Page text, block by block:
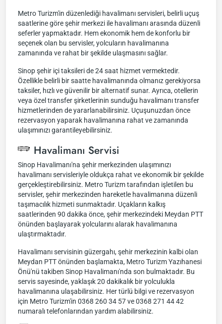
Metro Turizm'in düzenlediği havalimanı servisleri, belirli uçuş
saatlerine göre şehir merkezi ile havalimanı arasında düzenli
seferler yapmaktadır. Hem ekonomik hem de konforlu bir
seçenek olan bu servisler, yolcuların havalimanına
zamanında ve rahat bir şekilde ulaşmasını sağlar.
Sinop şehir içi taksileri de 24 saat hizmet vermektedir.
Özellikle belirli bir saatte havalimanında olmanız gerekiyorsa
taksiler, hızlı ve güvenilir bir alternatif sunar. Ayrıca, otellerin
veya özel transfer şirketlerinin sunduğu havalimanı transfer
hizmetlerinden de yararlanabilirsiniz. Uçuşunuzdan önce
rezervasyon yaparak havalimanına rahat ve zamanında
ulaşımınızı garantileyebilirsiniz.
Havalimanı Servisi
Sinop Havalimanı'na şehir merkezinden ulaşımınızı
havalimanı servisleriyle oldukça rahat ve ekonomik bir şekilde
gerçekleştirebilirsiniz. Metro Turizm tarafından işletilen bu
servisler, şehir merkezinden hareketle havalimanına düzenli
taşımacılık hizmeti sunmaktadır. Uçakların kalkış
saatlerinden 90 dakika önce, şehir merkezindeki Meydan PTT
önünden başlayarak yolcularını alarak havalimanına
ulaştırmaktadır.
Havalimanı servisinin güzergahı, şehir merkezinin kalbi olan
Meydan PTT önünden başlamakta, Metro Turizm Yazıhanesi
Önü'nü takiben Sinop Havalimanı'nda son bulmaktadır. Bu
servis sayesinde, yaklaşık 20 dakikalık bir yolculukla
havalimanına ulaşabilirsiniz. Her türlü bilgi ve rezervasyon
için Metro Turizm'in 0368 260 34 57 ve 0368 271 44 42
numaralı telefonlarından yardım alabilirsiniz.